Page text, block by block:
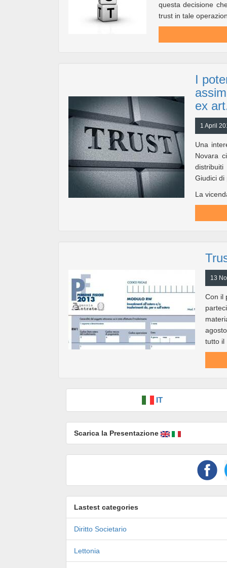
questa decisione
trust in tale
I
ex
1 April
Una
Novara
Giudici di
La
13
Con il
tutto il
IT
Scarica la Presentazione
Lastest categories
Diritto Societario
Lettonia